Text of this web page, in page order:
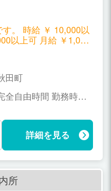
以
。 ノルマ・罰
田町
詳細を見る
所